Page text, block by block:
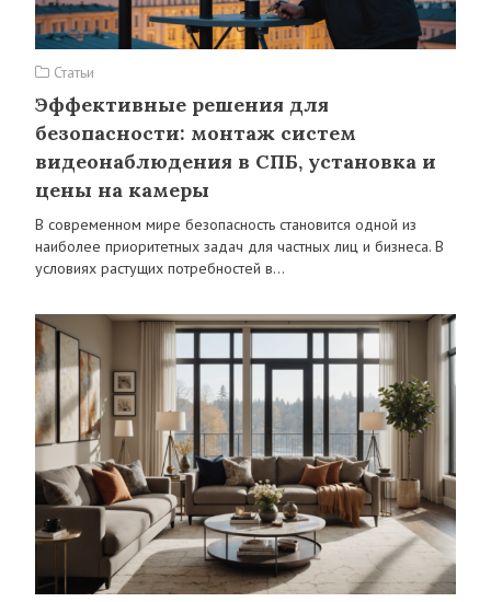
Статьи
Эффективные решения для
безопасности: монтаж систем
видеонаблюдения в СПБ, установка и
цены на камеры
В современном мире безопасность становится одной из
наиболее приоритетных задач для частных лиц и бизнеса. В
условиях растущих потребностей в…